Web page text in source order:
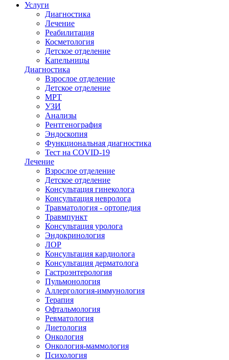
Услуги
Диагностика
Лечение
Реабилитация
Косметология
Детское отделение
Капельницы
Диагностика
Взрослое отделение
Детское отделение
МРТ
УЗИ
Анализы
Рентгенография
Эндоскопия
Функциональная диагностика
Тест на COVID-19
Лечение
Взрослое отделение
Детское отделение
Консультация гинеколога
Консультация невролога
Травматология - ортопедия
Травмпункт
Консультация уролога
Эндокринология
ЛОР
Консультация кардиолога
Консультация дерматолога
Гастроэнтерология
Пульмонология
Аллергология-иммунология
Терапия
Офтальмология
Ревматология
Диетология
Онкология
Онкология-маммология
Психология